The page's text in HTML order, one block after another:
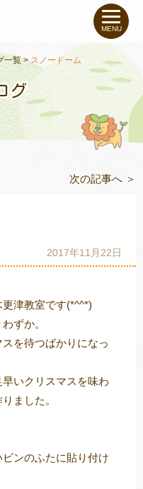
６才）
ま
DIDIM
MENU
一覧>スノードーム
グ
次の記事へ ＞
2017年11月22日
津教室です(*^^*)
ずか。
を待つばかりになっ
いクリスマスを味わ
ました。
ンのふたに貼り付け